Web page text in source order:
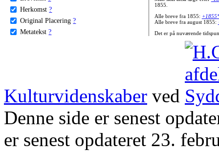
Herkomst ?
Original Placering ?
Metatekst ?
1855.
Alle breve fra 1855:
Alle breve fra august 1855:
Det er på nuværende
Kulturvidenskaber ved
Denne side er senest
er senest opdateret 23.